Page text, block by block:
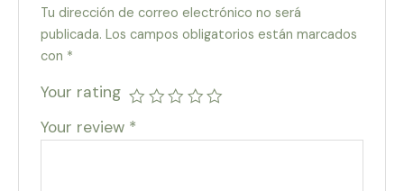
Tu dirección de correo electrónico no será
publicada. Los campos obligatorios están marcados
con *
Your rating
Your review *